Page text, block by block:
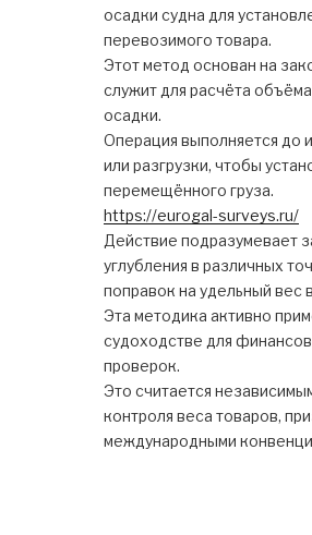
осадки судна для
перевозимого товара.
Этот метод основан на
служит для расчёта
осадки.
Операция выполняется до
или разгрузки, чтобы
перемещённого груза.
https://eurogal-surveys.ru/
Действие подразумевает
углубления в различных
поправок на удельный вес
Эта методика активно
судоходстве для
проверок.
Это считается
контроля веса товаров,
международными